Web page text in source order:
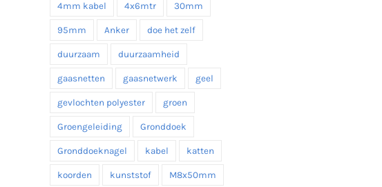
4mm kabel 4x6mtr 30mm
95mm Anker doe het zelf
duurzaam duurzaamheid
gaasnetten gaasnetwerk geel
gevlochten polyester groen
Groengeleiding Gronddoek
Gronddoeknagel kabel katten
koorden kunststof M8x50mm